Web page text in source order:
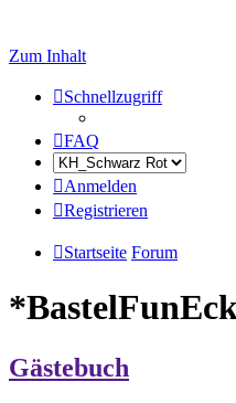
Zum Inhalt
Schnellzugriff
FAQ
Anmelden
Registrieren
Startseite Forum
Gästebuch